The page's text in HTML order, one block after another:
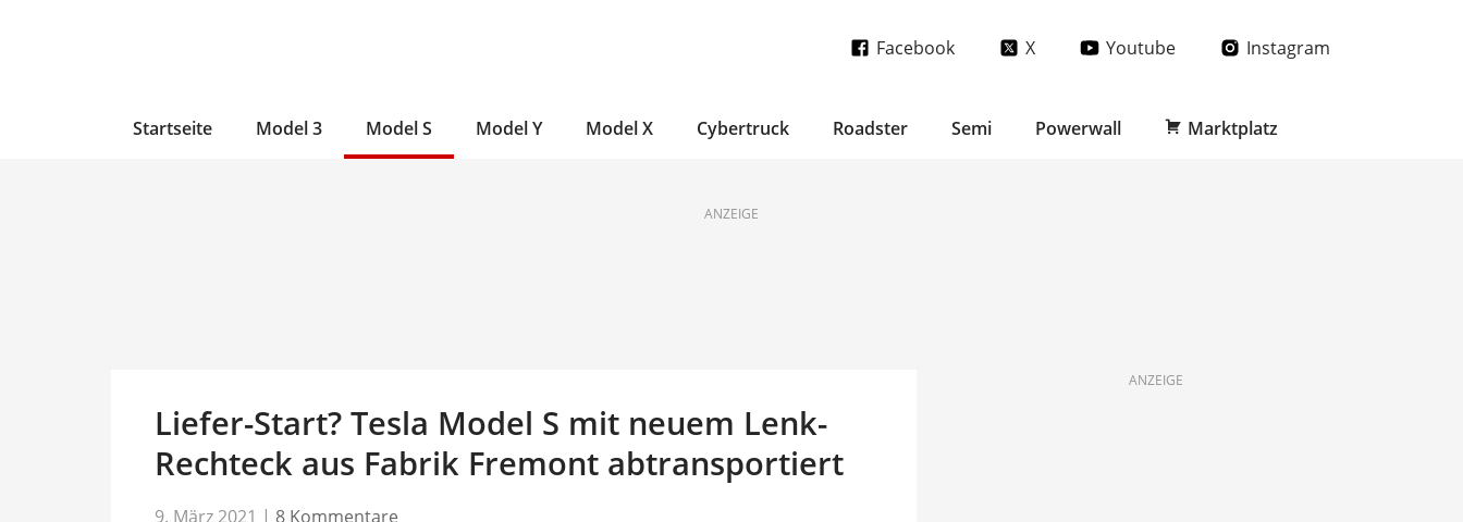
Facebook X Youtube Instagram
Startseite Model 3 Model S Model Y Model X Cybertruck Roadster Semi Powerwall Marktplatz
ANZEIGE
Liefer-Start? Tesla Model S mit neuem Lenk-
Rechteck aus Fabrik Fremont abtransportiert
9. März 2021 | 8 Kommentare
ANZEIGE